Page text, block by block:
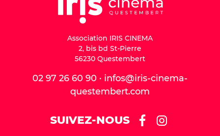
Association IRIS CINEMA
2, bis bd St-Pierre
56230 Questembert
02 97 26 60 90 · infos@iris-cinema-
questembert.com
SUIVEZ-NOUS